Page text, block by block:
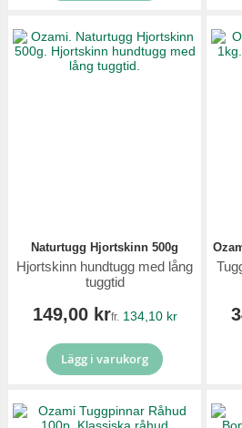
Naturtugg Hjortskinn 500g
Hjortskinn hundtugg med lång
tuggtid
149,00 krfr. 134,10 kr
Lägg i varukorg